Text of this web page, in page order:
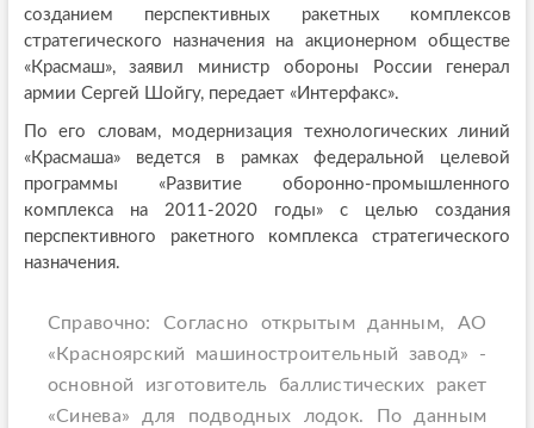
созданием перспективных ракетных комплексов
стратегического назначения на акционерном обществе
«Красмаш», заявил министр обороны России генерал
армии Сергей Шойгу, передает «Интерфакс».
По его словам, модернизация технологических линий
«Красмаша» ведется в рамках федеральной целевой
программы «Развитие оборонно-промышленного
комплекса на 2011-2020 годы» с целью создания
перспективного ракетного комплекса стратегического
назначения.
Справочно: Согласно открытым данным, АО
«Красноярский машиностроительный завод» -
основной изготовитель баллистических ракет
«Синева» для подводных лодок. По данным